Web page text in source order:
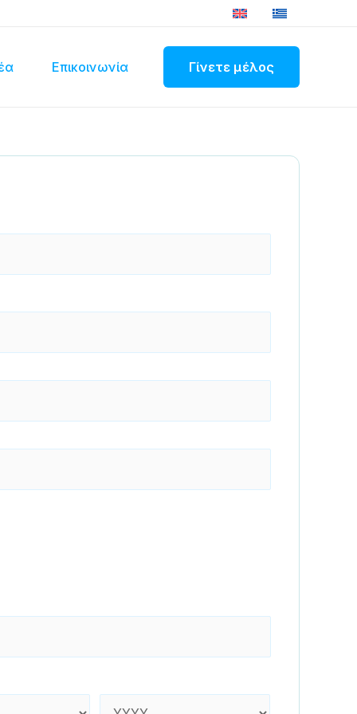
Επικοινωνία Γίνετε μέλος